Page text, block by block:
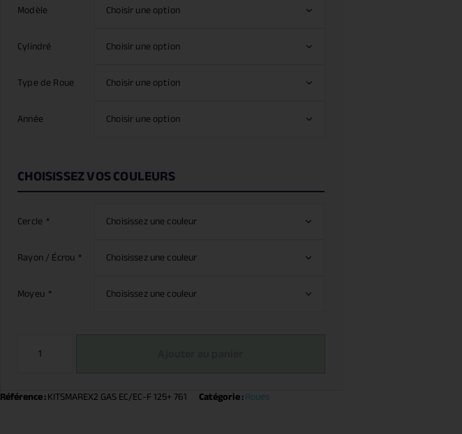
Modèle
Cylindré
Type de Roue
Année
CHOISISSEZ VOS COULEURS
Cercle *
Rayon / Écrou *
Moyeu *
Référence :KITSMAREX2 GAS EC/EC-F 125+ 761 Catégorie :Roues